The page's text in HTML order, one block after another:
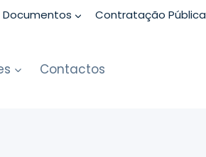
Documentos Contratação Pública
Contactos